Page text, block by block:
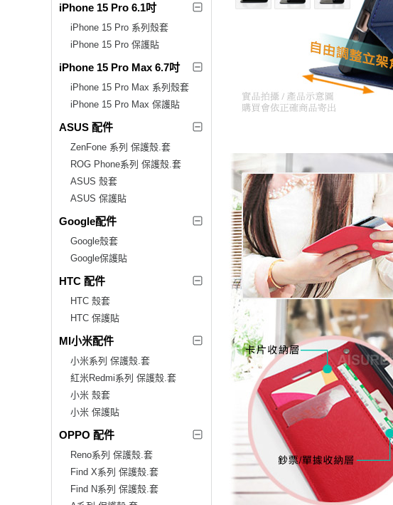
iPhone 15 Pro 6.1吋
iPhone 15 Pro 系列殼套
iPhone 15 Pro 保護貼
iPhone 15 Pro Max 6.7吋
iPhone 15 Pro Max 系列殼套
iPhone 15 Pro Max 保護貼
ASUS 配件
ZenFone 系列 保護殼.套
ROG Phone系列 保護殼.套
ASUS 殼套
ASUS 保護貼
Google配件
Google殼套
Google保護貼
HTC 配件
HTC 殼套
HTC 保護貼
MI小米配件
小米系列 保護殼.套
紅米Redmi系列 保護殼.套
小米 殼套
小米 保護貼
OPPO 配件
Reno系列 保護殼.套
Find X系列 保護殼.套
Find N系列 保護殼.套